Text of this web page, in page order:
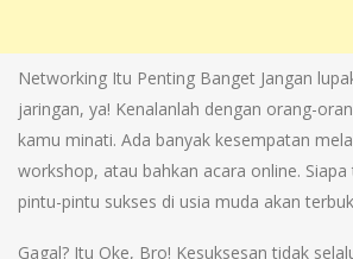
Networking Itu Penting Banget Jangan
jaringan, ya! Kenalanlah dengan orang-
kamu minati. Ada banyak kesempatan
workshop, atau bahkan acara online.
pintu-pintu sukses di usia muda akan
Gagal? Itu Oke, Bro! Kesuksesan tidak